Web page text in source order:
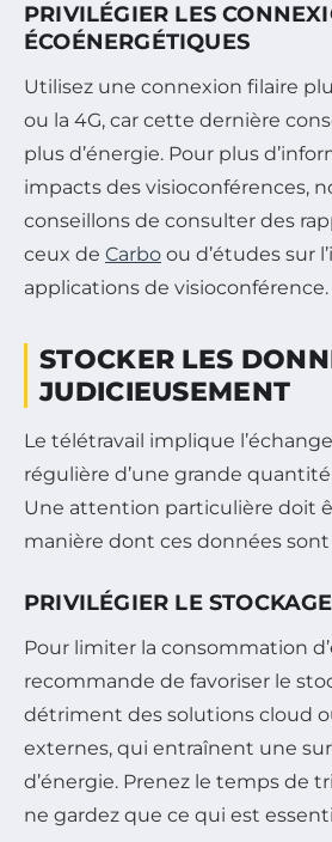
PRIVILÉGIER LES
ÉCOÉNERGÉTIQUES
Utilisez une connexion filaire
ou la 4G, car cette dernière
plus d’énergie. Pour plus
impacts des visioconférences,
conseillons de consulter des
ceux de Carbo ou d’études sur
applications de visioconférence.
STOCKER LES
JUDICIEUSEMENT
Le télétravail implique
régulière d’une grande
Une attention particulière doit
manière dont ces données
PRIVILÉGIER LE
Pour limiter la consommation
recommande de favoriser le
détriment des solutions cloud
externes, qui entraînent une
d’énergie. Prenez le temps de
ne gardez que ce qui est